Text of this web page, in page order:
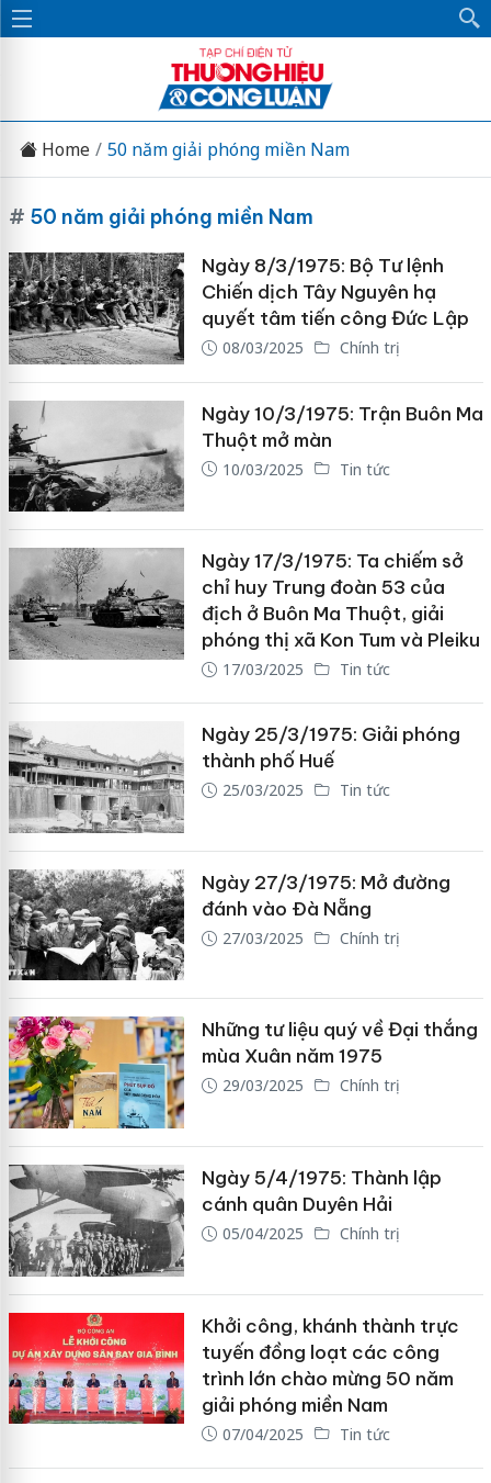
Home 50 năm giải phóng miền Nam
# 50 năm giải phóng miền Nam
Ngày 8/3/1975: Bộ Tư lệnh
Chiến dịch Tây Nguyên hạ
quyết tâm tiến công Đức Lập
08/03/2025 Chính trị
Ngày 10/3/1975: Trận Buôn Ma
Thuột mở màn
10/03/2025 Tin tức
Ngày 17/3/1975: Ta chiếm sở
chỉ huy Trung đoàn 53 của
địch ở Buôn Ma Thuột, giải
phóng thị xã Kon Tum và Pleiku
17/03/2025 Tin tức
Ngày 25/3/1975: Giải phóng
thành phố Huế
25/03/2025 Tin tức
Ngày 27/3/1975: Mở đường
đánh vào Ðà Nẵng
27/03/2025 Chính trị
Những tư liệu quý về Đại thắng
mùa Xuân năm 1975
29/03/2025 Chính trị
Ngày 5/4/1975: Thành lập
cánh quân Duyên Hải
05/04/2025 Chính trị
Khởi công, khánh thành trực
tuyến đồng loạt các công
trình lớn chào mừng 50 năm
giải phóng miền Nam
07/04/2025 Tin tức